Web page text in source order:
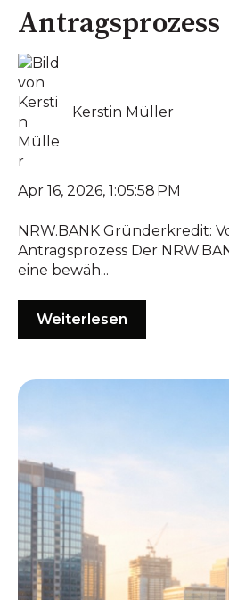
Antragsprozess
Kerstin Müller
Apr 16, 2026, 1:05:58 PM
NRW.BANK Gründerkredit:
Antragsprozess Der
eine bewäh...
Weiterlesen